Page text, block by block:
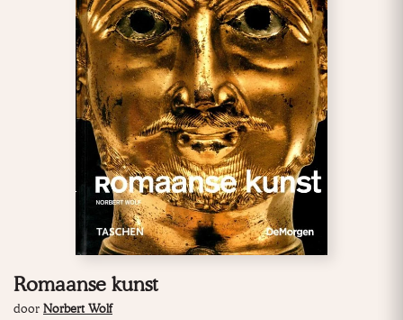
Romaanse kunst
door Norbert Wolf